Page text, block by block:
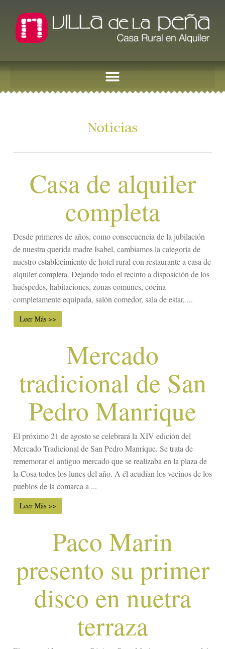
Noticias
Casa de alquiler
completa
Desde primeros de años, como consecuencia de la jubilación
de nuestra querida madre Isabel, cambiamos la categoría de
nuestro establecimiento de hotel rural con restaurante a casa de
alquiler completa. Dejando todo el recinto a disposición de los
huéspedes, habitaciones, zonas comunes, cocina
completamente equipada, salón comedor, sala de estar, ...
Leer Más >>
Mercado
tradicional de San
Pedro Manrique
El próximo 21 de agosto se celebrará la XIV edición del
Mercado Tradicional de San Pedro Manrique. Se trata de
rememorar el antiguo mercado que se realizaba en la plaza de
la Cosa todos los lunes del año. A él acudían los vecinos de los
pueblos de la comarca a ...
Leer Más >>
Paco Marin
presento su primer
disco en nuetra
terraza